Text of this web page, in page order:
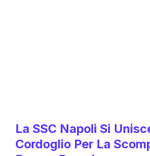
La SSC Napoli Si
Cordoglio Per La